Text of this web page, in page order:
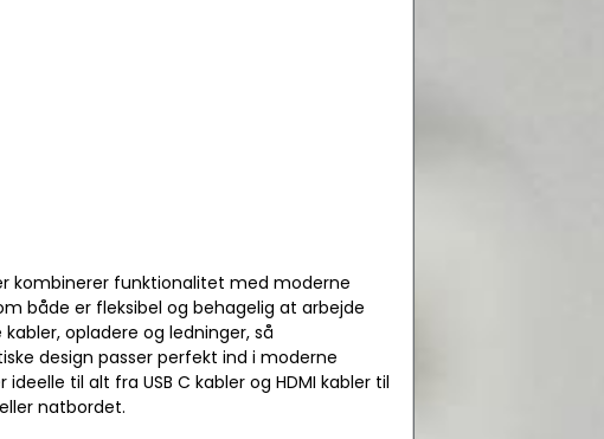
kombinerer funktionalitet med moderne
både er fleksibel og behagelig at arbejde
opladere og ledninger, så
design passer perfekt ind i moderne
til alt fra USB C kabler og HDMI kabler til
natbordet.